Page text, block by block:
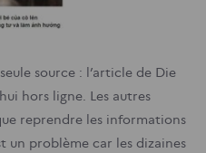
source : l’article de Die
hors ligne. Les autres
reprendre les informations
un problème car les dizaines